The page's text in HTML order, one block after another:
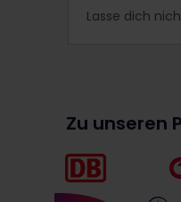
Zu unseren